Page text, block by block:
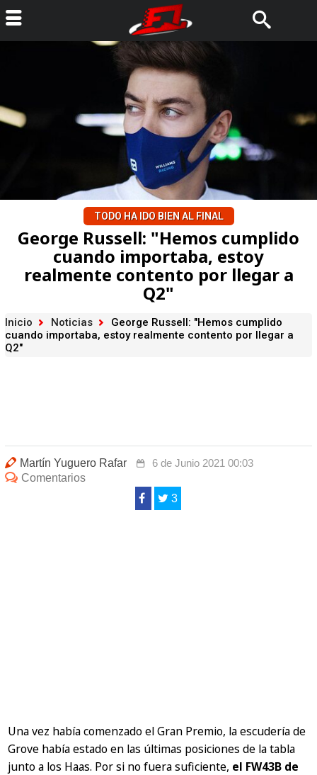
TODO HA IDO BIEN AL FINAL
George Russell: "Hemos cumplido
cuando importaba, estoy
realmente contento por llegar a
Q2"
Inicio Noticias
George Russell: "Hemos cumplido
cuando importaba, estoy realmente contento por llegar a
Q2"
Martín Yuguero Rafar
6 de Junio 2021 00:03
Comentarios
3
Una vez había comenzado el Gran Premio, la escudería de
Grove había estado en las últimas posiciones de la tabla
junto a los Haas. Por si no fuera suficiente, el FW43B de